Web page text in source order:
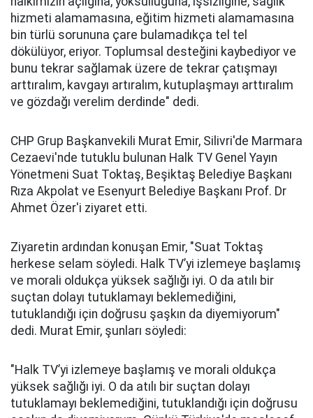
hizmeti alamamasına, eğitim hizmeti alamamasına
bin türlü sorununa çare bulamadıkça tel tel
dökülüyor, eriyor. Toplumsal desteğini kaybediyor ve
bunu tekrar sağlamak üzere de tekrar çatışmayı
arttıralım, kavgayı artıralım, kutuplaşmayı arttıralım
ve gözdağı verelim derdinde" dedi.
CHP Grup Başkanvekili Murat Emir, Silivri'de Marmara
Cezaevi'nde tutuklu bulunan Halk TV Genel Yayın
Yönetmeni Suat Toktaş, Beşiktaş Belediye Başkanı
Rıza Akpolat ve Esenyurt Belediye Başkanı Prof. Dr
Ahmet Özer'i ziyaret etti.
Ziyaretin ardından konuşan Emir, "Suat Toktaş
herkese selam söyledi. Halk TV’yi izlemeye başlamış
ve morali oldukça yüksek sağlığı iyi. O da atılı bir
suçtan dolayı tutuklamayı beklemediğini,
tutuklandığı için doğrusu şaşkın da diyemiyorum"
dedi. Murat Emir, şunları söyledi:
"Halk TV’yi izlemeye başlamış ve morali oldukça
yüksek sağlığı iyi. O da atılı bir suçtan dolayı
tutuklamayı beklemediğini, tutuklandığı için doğrusu